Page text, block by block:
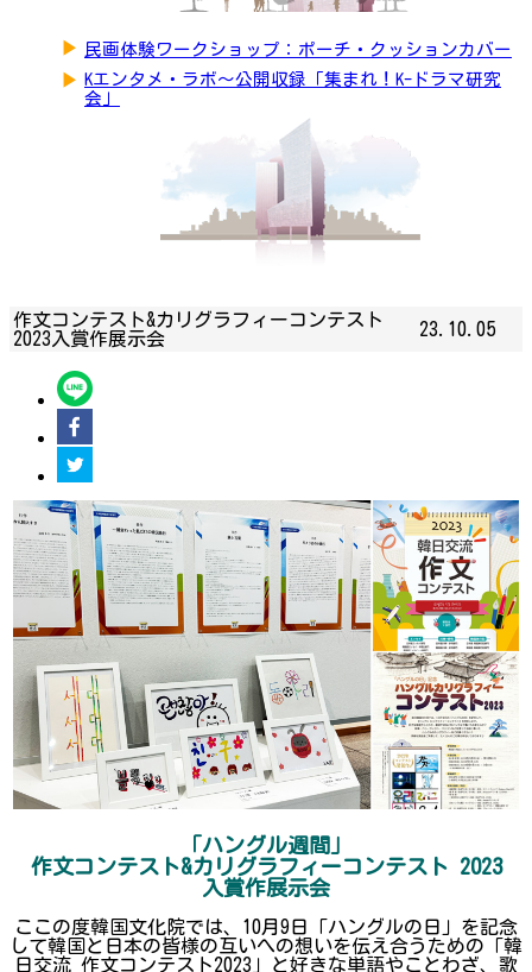
▶ 民画体験ワークショップ：ポーチ・クッションカバー
▶ Kエンタメ・ラボ～公開収録「集まれ！K-ドラマ研究
会」
作文コンテスト&カリグラフィーコンテスト
2023入賞作展示会
23.10.05
「ハングル週間」
作文コンテスト&カリグラフィーコンテスト 2023
入賞作展示会
ここの度韓国文化院では、10月9日「ハングルの日」を記念
して韓国と日本の皆様の互いへの想いを伝え合うための「韓
日交流 作文コンテスト2023」と好きな単語やことわざ、歌